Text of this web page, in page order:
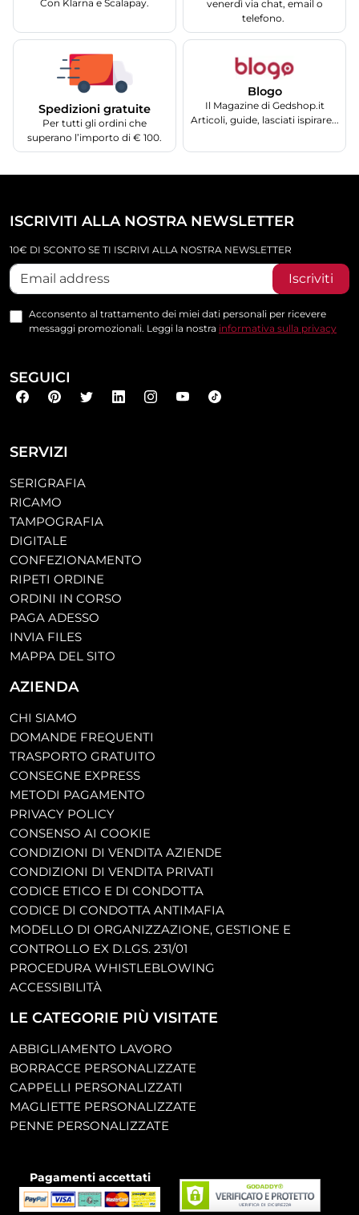
Con Klarna e Scalapay.
venerdì via chat, email o
telefono.
Spedizioni gratuite
Per tutti gli ordini che
superano l’importo di € 100.
Blogo
Il Magazine di Gedshop.it
Articoli, guide, lasciati ispirare...
SERVIZI
SERIGRAFIA
RICAMO
TAMPOGRAFIA
DIGITALE
CONFEZIONAMENTO
RIPETI ORDINE
ORDINI IN CORSO
PAGA ADESSO
INVIA FILES
MAPPA DEL SITO
AZIENDA
CHI SIAMO
DOMANDE FREQUENTI
TRASPORTO GRATUITO
CONSEGNE EXPRESS
METODI PAGAMENTO
PRIVACY POLICY
CONSENSO AI COOKIE
CONDIZIONI DI VENDITA AZIENDE
CONDIZIONI DI VENDITA PRIVATI
CODICE ETICO E DI CONDOTTA
CODICE DI CONDOTTA ANTIMAFIA
MODELLO DI ORGANIZZAZIONE, GESTIONE E
CONTROLLO EX D.LGS. 231/01
PROCEDURA WHISTLEBLOWING
ACCESSIBILITÀ
LE CATEGORIE PIÙ VISITATE
ABBIGLIAMENTO LAVORO
BORRACCE PERSONALIZZATE
CAPPELLI PERSONALIZZATI
MAGLIETTE PERSONALIZZATE
PENNE PERSONALIZZATE
ISCRIVITI ALLA NOSTRA NEWSLETTER
10€ DI SCONTO SE TI ISCRIVI ALLA NOSTRA NEWSLETTER
Iscriviti
Acconsento al trattamento dei miei dati personali per ricevere
messaggi promozionali. Leggi la nostra informativa sulla privacy
SEGUICI
Pagamenti accettati